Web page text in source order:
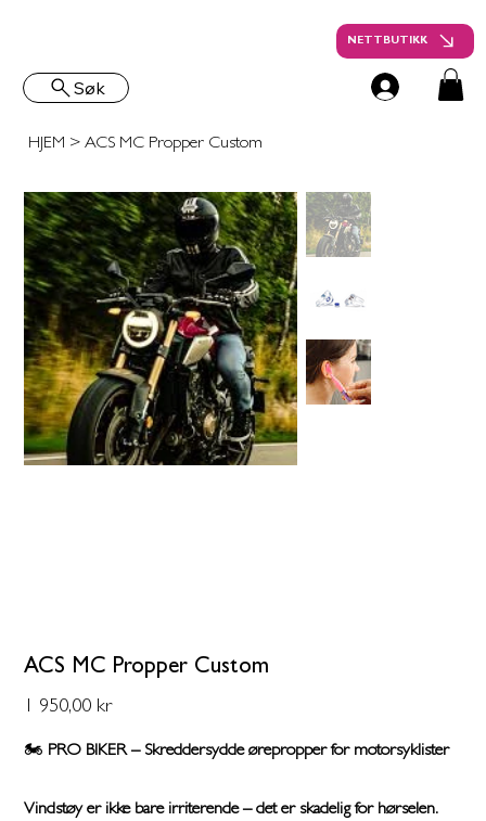
Søk
NETTBUTIKK
HJEM > ACS MC Propper Custom
ACS MC Propper Custom
Pris
1 950,00 kr
🏍️ PRO BIKER – Skreddersydde ørepropper for motorsyklister
Vindstøy er ikke bare irriterende – det er skadelig for hørselen.